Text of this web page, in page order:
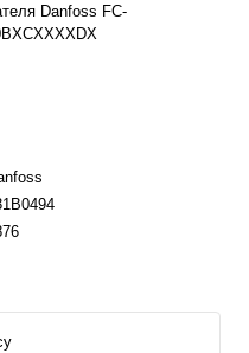
Danfoss FC-